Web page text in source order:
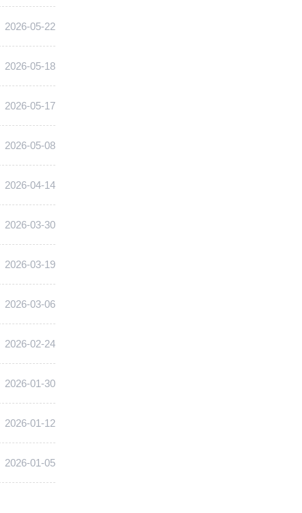
2026-05-22
2026-05-18
2026-05-17
2026-05-08
2026-04-14
2026-03-30
2026-03-19
2026-03-06
2026-02-24
2026-01-30
2026-01-12
2026-01-05